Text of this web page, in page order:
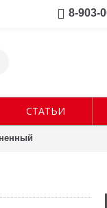
8-903-
СТАТЬИ